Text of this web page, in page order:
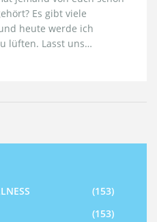
Es gibt viele
heute werde ich
lüften. Lasst uns
Frage erforschen
(153)
(153)